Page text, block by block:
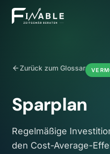
Zurück zum Glossar
Sparplan
Regelmäßige
den Cost-Average-